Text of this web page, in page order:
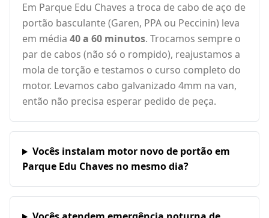
Em Parque Edu Chaves a troca de cabo de aço de
portão basculante (Garen, PPA ou Peccinin) leva
em média 40 a 60 minutos. Trocamos sempre o
par de cabos (não só o rompido), reajustamos a
mola de torção e testamos o curso completo do
motor. Levamos cabo galvanizado 4mm na van,
então não precisa esperar pedido de peça.
Vocês instalam motor novo de portão em
Parque Edu Chaves no mesmo dia?